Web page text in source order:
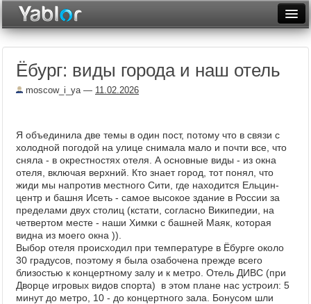
Неделя
Архив
Фототоп
Видеотоп
Ёбург: виды города и наш отель
moscow_i_ya— 11.02.2026
Я объединила две темы в один пост, потому что в связи с
холодной погодой на улице снимала мало и почти все, что
сняла - в окрестностях отеля. А основные виды - из окна
отеля, включая верхний. Кто знает город, тот понял, что
жиди мы напротив местного Сити, где находится Ельцин-
центр и башня Исеть - самое высокое здание в России за
пределами двух столиц (кстати, согласно Википедии, на
четвертом месте - наши Химки с башней Маяк, которая
видна из моего окна )).
Выбор отеля происходил при температуре в Ёбурге около
30 градусов, поэтому я была озабочена прежде всего
близостью к концертному залу и к метро. Отель ДИВС (при
Дворце игровых видов спорта) в этом плане нас устроил: 5
минут до метро, 10 - до концертного зала. Бонусом шли